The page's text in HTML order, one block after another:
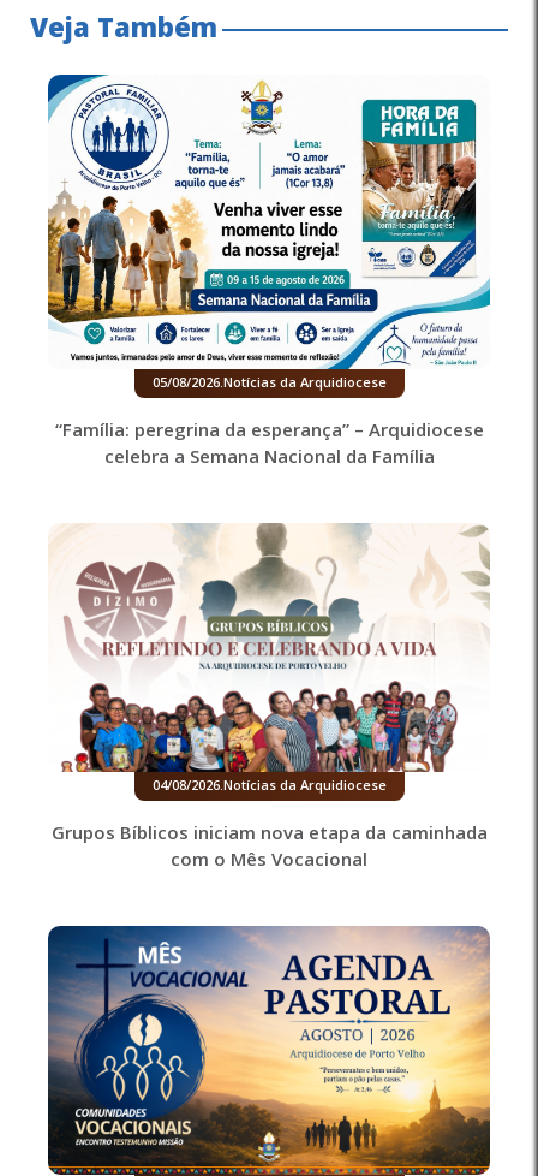
Veja Também
05/08/2026.Notícias da Arquidiocese
“Família: peregrina da esperança” – Arquidiocese
celebra a Semana Nacional da Família
04/08/2026.Notícias da Arquidiocese
Grupos Bíblicos iniciam nova etapa da caminhada
com o Mês Vocacional